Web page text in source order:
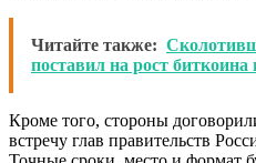
Читайте также:
поставил на рост
Кроме того, стороны
встречу глав правительств